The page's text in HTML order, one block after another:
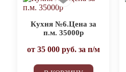
Кухня №6.Цена за
п.м. 35000р
от 35 000руб. за п/м